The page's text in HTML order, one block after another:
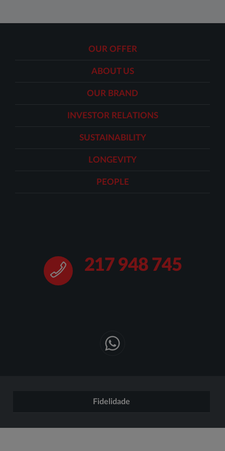
OUR OFFER
ABOUT US
OUR BRAND
INVESTOR RELATIONS
SUSTAINABILITY
LONGEVITY
PEOPLE
217 948 745
Fidelidade